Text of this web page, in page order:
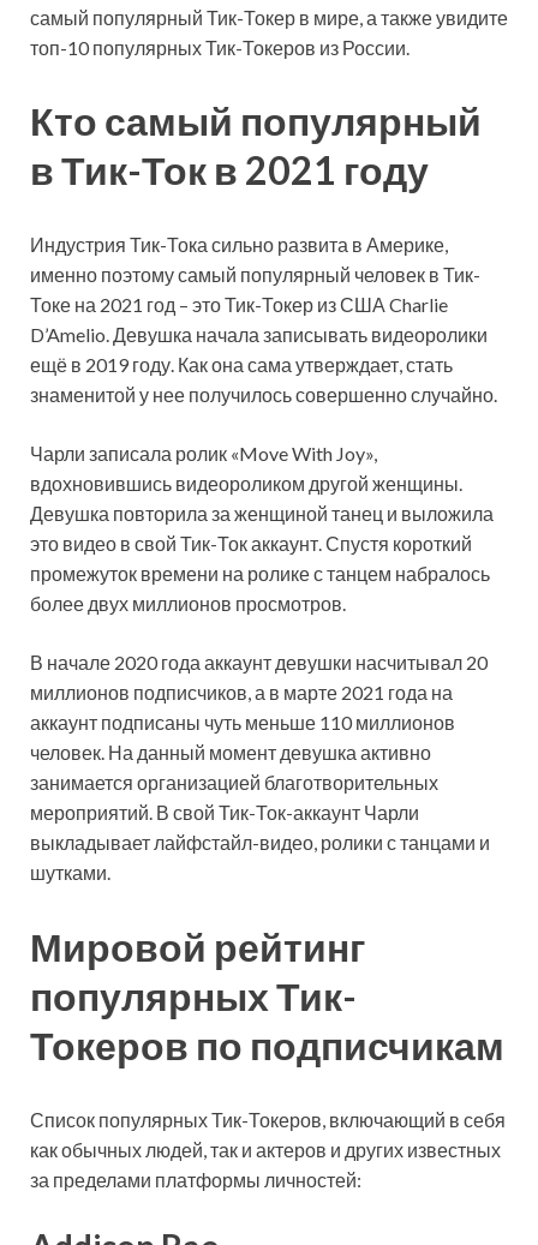
самый популярный Тик-Токер в мире, а также увидите
топ-10 популярных Тик-Токеров из России.
Кто самый популярный
в Тик-Ток в 2021 году
Индустрия Тик-Тока сильно развита в Америке,
именно поэтому самый популярный человек в Тик-
Токе на 2021 год – это Тик-Токер из США Charlie
D’Amelio. Девушка начала записывать видеоролики
ещё в 2019 году. Как она сама утверждает, стать
знаменитой у нее получилось совершенно случайно.
Чарли записала ролик «Move With Joy»,
вдохновившись видеороликом другой женщины.
Девушка повторила за женщиной танец и выложила
это видео в свой Тик-Ток аккаунт. Спустя короткий
промежуток времени на ролике с танцем набралось
более двух миллионов просмотров.
В начале 2020 года аккаунт девушки насчитывал 20
миллионов подписчиков, а в марте 2021 года на
аккаунт подписаны чуть меньше 110 миллионов
человек. На данный момент девушка активно
занимается организацией благотворительных
мероприятий. В свой Тик-Ток-аккаунт Чарли
выкладывает лайфстайл-видео, ролики с танцами и
шутками.
Мировой рейтинг
популярных Тик-
Токеров по подписчикам
Список популярных Тик-Токеров, включающий в себя
как обычных людей, так и актеров и других известных
за пределами платформы личностей: